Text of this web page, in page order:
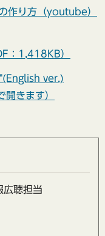
作り方（youtube）
：1,418KB）
ver.)
開きます）
広聴担当